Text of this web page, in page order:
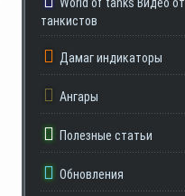
танкистов
Дамаг индикаторы
Ангары
Полезные статьи
Обновления